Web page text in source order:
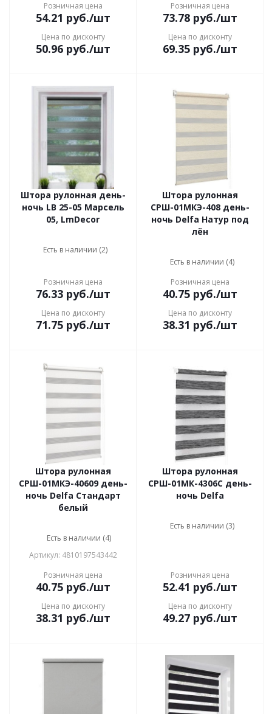
Розничная цена
54.21 руб./шт
Цена по дисконту
50.96руб./шт
Розничная цена
73.78руб./шт
Цена по дисконту
69.35руб./шт
Штора рулонная день-
ночь LB 25-05 Марсель
05, LmDecor
Есть в наличии (2)
Розничная цена
76.33руб./шт
Цена по дисконту
71.75руб./шт
Штора рулонная
СРШ-01МКЭ-408 день-
ночь Delfa Натур под
лён
Есть в наличии (4)
Розничная цена
40.75руб./шт
Цена по дисконту
38.31 руб./шт
Штора рулонная
СРШ-01МКЭ-40609 день-
ночь Delfa Стандарт
белый
Есть в наличии (4)
Артикул: 4810197543442
Розничная цена
40.75руб./шт
Цена по дисконту
38.31 руб./шт
Штора рулонная
СРШ-01МК-4306С день-
ночь Delfa
Есть в наличии (3)
Розничная цена
52.41 руб./шт
Цена по дисконту
49.27руб./шт